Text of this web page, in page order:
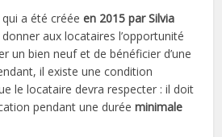
qui a été crééeen 2015 par Silvia
aux locataires l’opportunité
un bien neuf et de bénéficier d’une
il existe une condition
le locataire devra respecter : il doit
pendant une duréeminimale